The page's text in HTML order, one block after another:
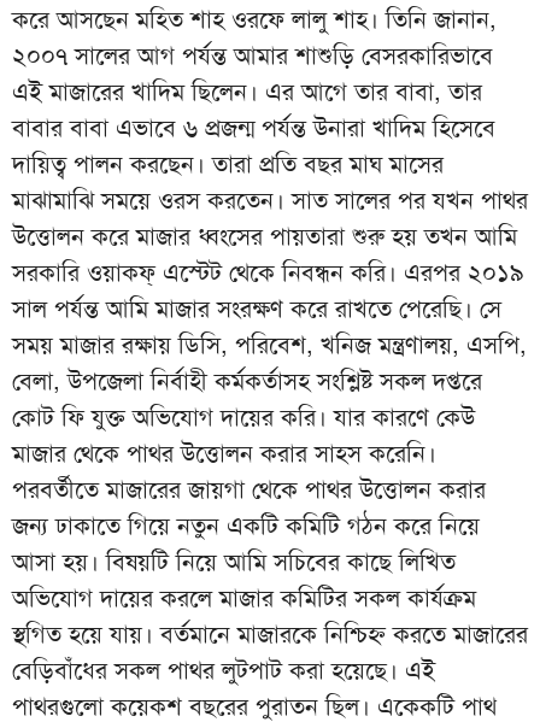
করে আসছেন মহিত শাহ ওরফে লালু শাহ। তিনি জানান,
২০০৭ সালের আগ পর্যন্ত আমার শাশুড়ি বেসরকারিভাবে
এই মাজারের খাদিম ছিলেন। এর আগে তার বাবা, তার
বাবার বাবা এভাবে ৬ প্রজন্ম পর্যন্ত উনারা খাদিম হিসেবে
দায়িত্ব পালন করছেন। তারা প্রতি বছর মাঘ মাসের
মাঝামাঝি সময়ে ওরস করতেন। সাত সালের পর যখন পাথর
উত্তোলন করে মাজার ধ্বংসের পায়তারা শুরু হয় তখন আমি
সরকারি ওয়াকফ্ এস্টেট থেকে নিবন্ধন করি। এরপর ২০১৯
সাল পর্যন্ত আমি মাজার সংরক্ষণ করে রাখতে পেরেছি। সে
সময় মাজার রক্ষায় ডিসি, পরিবেশ, খনিজ মন্ত্রণালয়, এসপি,
বেলা, উপজেলা নির্বাহী কর্মকর্তাসহ সংশ্লিষ্ট সকল দপ্তরে
কোট ফি যুক্ত অভিযোগ দায়ের করি। যার কারণে কেউ
মাজার থেকে পাথর উত্তোলন করার সাহস করেনি।
পরবর্তীতে মাজারের জায়গা থেকে পাথর উত্তোলন করার
জন্য ঢাকাতে গিয়ে নতুন একটি কমিটি গঠন করে নিয়ে
আসা হয়। বিষয়টি নিয়ে আমি সচিবের কাছে লিখিত
অভিযোগ দায়ের করলে মাজার কমিটির সকল কার্যক্রম
স্থগিত হয়ে যায়। বর্তমানে মাজারকে নিশ্চিহ্ন করতে মাজারের
বেড়িবাঁধের সকল পাথর লুটপাট করা হয়েছে। এই
পাথরগুলো কয়েকশ বছরের পুরাতন ছিল। একেকটি পাথ